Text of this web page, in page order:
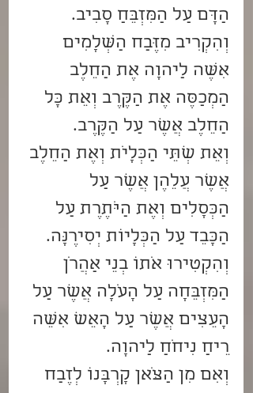
הַדָּם עַל הַמִּזְבֵּחַ סָבִיב.
וְהִקְרִיב מִזֶּבַח הַשְּׁלָמִים
אִשֶּׁה לַיהוָה אֶת הַחֵלֶב
הַמְכַסֶּה אֶת הַקֶּרֶב וְאֵת כָּל
הַחֵלֶב אֲשֶׁר עַל הַקֶּרֶב.
וְאֵת שְׁתֵּי הַכְּלָיֹת וְאֶת הַחֵלֶב
אֲשֶׁר עֲלֵהֶן אֲשֶׁר עַל
הַכְּסָלִים וְאֶת הַיֹּתֶרֶת עַל
הַכָּבֵד עַל הַכְּלָיוֹת יְסִירֶנָּה.
וְהִקְטִירוּ אֹתוֹ בְנֵי אַהֲרֹן
הַמִּזְבֵּחָה עַל הָעֹלָה אֲשֶׁר עַל
הָעֵצִים אֲשֶׁר עַל הָאֵשׁ אִשֵּׁה
רֵיחַ נִיחֹחַ לַיהוָה.
וְאִם מִן הַצֹּאן קָרְבָּנוֹ לְזֶבַח